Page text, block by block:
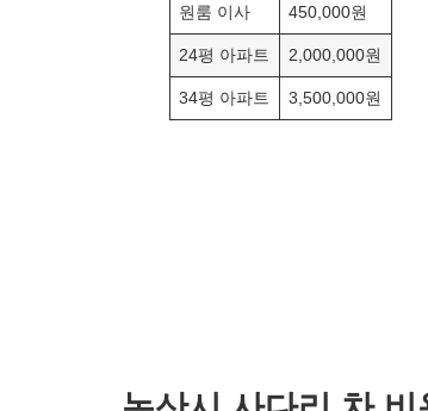
원룸 이사 450,000원
24평 아파트 2,000,000원
34평 아파트 3,500,000원